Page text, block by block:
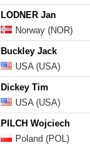
LODNER Jan
Norway (NOR)
Buckley Jack
USA (USA)
Dickey Tim
USA (USA)
PILCH Wojciech
Poland (POL)